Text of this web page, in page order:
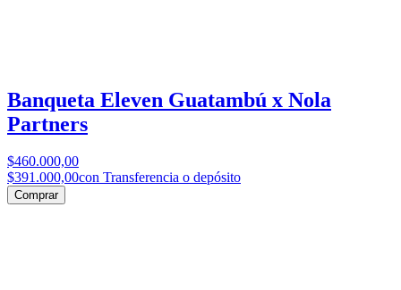
Banqueta Eleven Guatambú x Nola
Partners
$460.000,00
$391.000,00con Transferencia o depósito
Comprar